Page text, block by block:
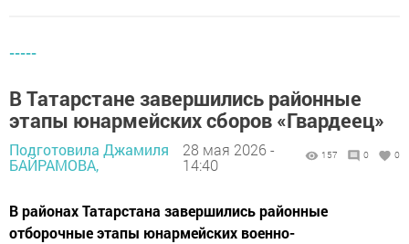
-----
В Татарстане завершились районные
этапы юнармейских сборов «Гвардеец»
Подготовила Джамиля
БАЙРАМОВА,
28 мая 2026 -
14:40
157 0 0
В районах Татарстана завершились районные
отборочные этапы юнармейских военно-